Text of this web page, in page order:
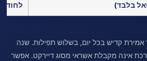
בלבד)
לחודש
קדיש בכל יום, בשלוש תפילות. שנה
המערכת אינה מקבלת אשראי מסוג דיירקט. אפשר